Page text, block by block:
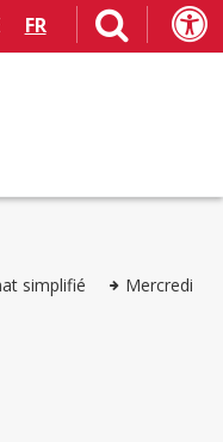
FR
simplifié Mercredi